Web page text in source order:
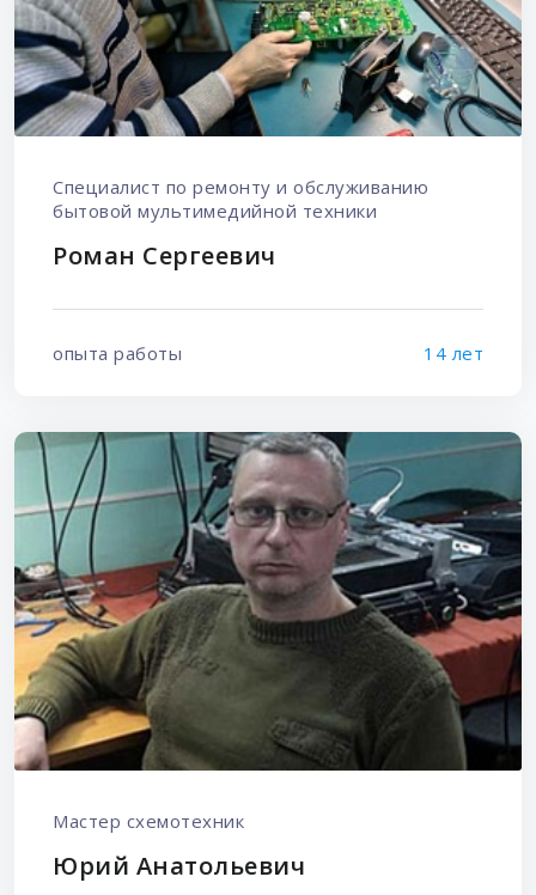
Специалист по ремонту и обслуживанию
бытовой мультимедийной техники
Роман Сергеевич
опыта работы 14 лет
Мастер схемотехник
Юрий Анатольевич